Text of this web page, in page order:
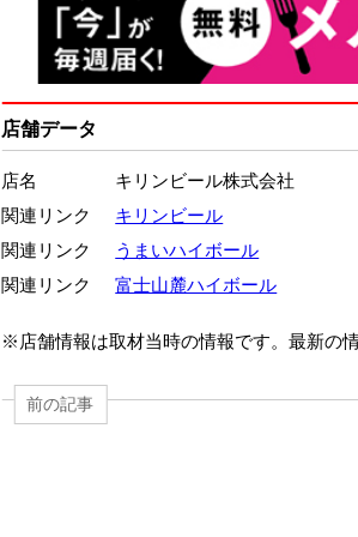
店舗データ
店名
キリンビール株式会社
関連リンク
キリンビール
関連リンク
うまいハイボール
関連リンク
富士山麓ハイボール
※店舗情報は取材当時の情報です。最新の
前の記事